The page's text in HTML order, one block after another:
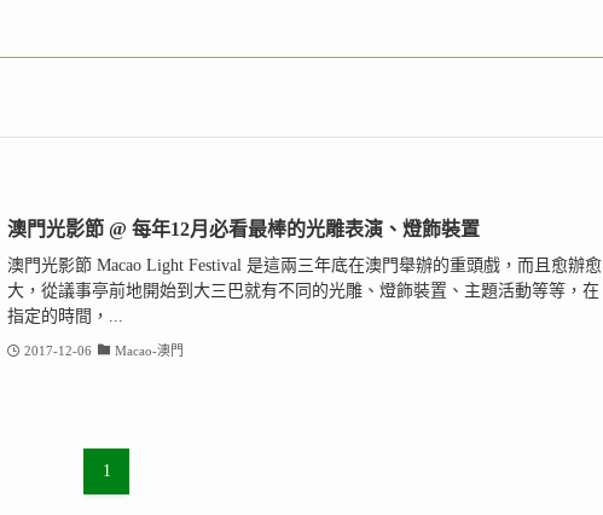
澳門光影節 @ 每年12月必看最棒的光雕表演、燈飾裝置
澳門光影節 Macao Light Festival 是這兩三年底在澳門舉辦的重頭戲，而且愈辦愈
大，從議事亭前地開始到大三巴就有不同的光雕、燈飾裝置、主題活動等等，在
指定的時間，...
2017-12-06 Macao-澳門
1